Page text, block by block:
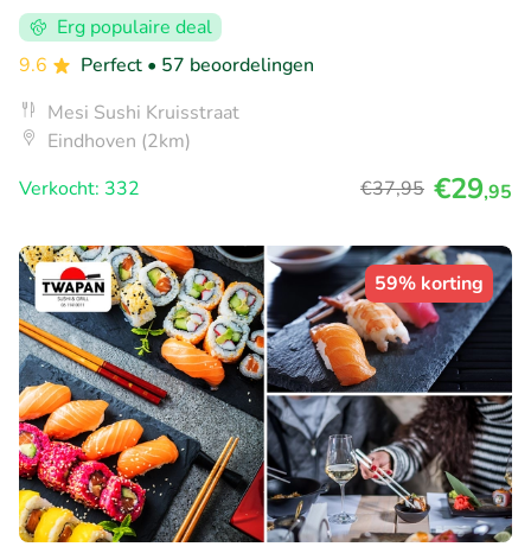
Erg populaire deal
9.6
Perfect • 57 beoordelingen
Mesi Sushi Kruisstraat
Eindhoven (2km)
Verkocht: 332
€37,95 €29,95
59% korting